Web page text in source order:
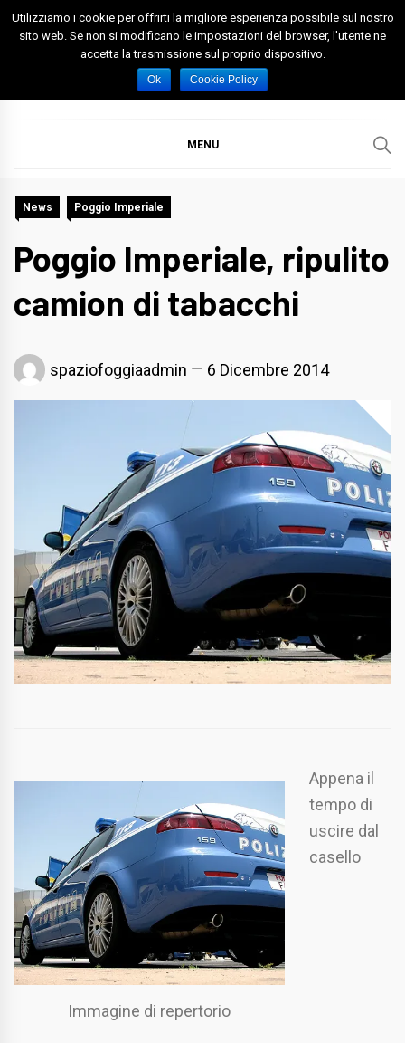
Skip
Spazio Foggia
Foggia News Calcio Eventi e Attività nella Capitanata
MENU
News Poggio Imperiale
Poggio Imperiale, ripulito
camion di tabacchi
spaziofoggiaadmin 6 Dicembre 2014
Immagine di repertorio
Appena il
tempo di
uscire dal
casello
Utilizziamo i cookie per offrirti la migliore esperienza possibile sul nostro
sito web. Se non si modificano le impostazioni del browser, l'utente ne
accetta la trasmissione sul proprio dispositivo.
Ok Cookie Policy